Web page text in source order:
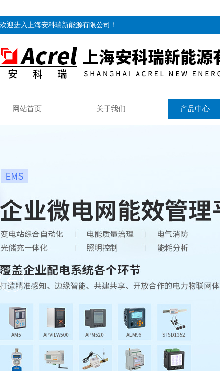
欢迎进入上海安科瑞新能源有限公司！
网站首页 关于我们 产品中心